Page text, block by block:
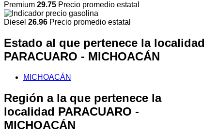
Premium 29.75 Precio promedio estatal
Diesel 26.96 Precio promedio estatal
Estado al que pertenece la localidad
PARACUARO - MICHOACÁN
MICHOACÁN
Región a la que pertenece la
localidad PARACUARO -
MICHOACÁN